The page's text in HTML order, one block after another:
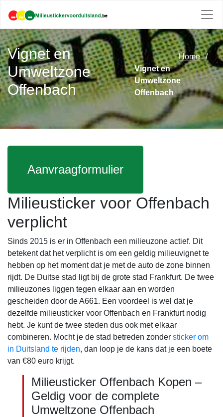
Vignet en
Umweltzone
Offenbach
Home
Vignet en
Umweltzone
Offenbach
Aanvraagformulier
Milieusticker voor Offenbach
verplicht
Sinds 2015 is er in Offenbach een milieuzone actief. Dit
betekent dat het verplicht is om een geldig milieuvignet te
hebben op het moment dat je met de auto de zone binnen
rijdt. De Duitse stad ligt bij de grote stad Frankfurt. De twee
milieuzones liggen tegen elkaar aan en worden
gescheiden door de A661. Een voordeel is wel dat je
dezelfde milieusticker voor Offenbach en Frankfurt nodig
hebt. Je kunt de twee steden dus ook met elkaar
combineren. Mocht je de stad betreden zonder sticker om
in Duitsland te rijden, dan loop je de kans dat je een boete
van €80 euro krijgt.
Milieusticker Offenbach Kopen –
Geldig voor de complete
Umweltzone Offenbach